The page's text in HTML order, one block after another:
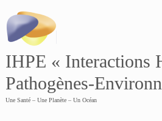
content
IHPE « Interactions
Pathogènes-
Une Santé – Une Planète – Un Océan